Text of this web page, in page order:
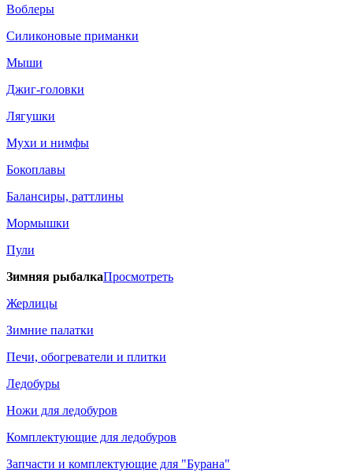
Воблеры
Силиконовые приманки
Мыши
Джиг-головки
Лягушки
Мухи и нимфы
Бокоплавы
Балансиры, раттлины
Мормышки
Пули
Зимняя рыбалкаПросмотреть
Жерлицы
Зимние палатки
Печи, обогреватели и плитки
Ледобуры
Ножи для ледобуров
Комплектующие для ледобуров
Запчасти и комплектующие для "Бурана"